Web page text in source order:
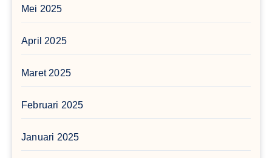
Mei 2025
April 2025
Maret 2025
Februari 2025
Januari 2025